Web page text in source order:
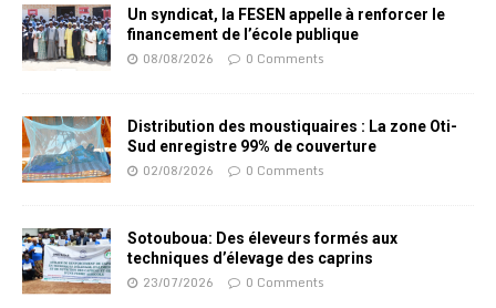
Un syndicat, la FESEN appelle à renforcer le
financement de l’école publique
08/08/2026 0 Comments
Distribution des moustiquaires : La zone Oti-
Sud enregistre 99% de couverture
02/08/2026 0 Comments
Sotouboua: Des éleveurs formés aux
techniques d’élevage des caprins
23/07/2026 0 Comments